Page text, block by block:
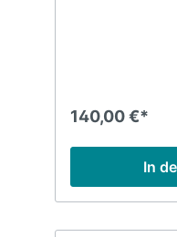
140,00 €*
In